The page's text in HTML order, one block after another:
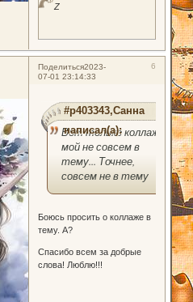
Z
Поделиться 6
2023-
07-01 23:14:33
#p403343,Санна
написал(а):
Вот только коллаж
мой не совсем в
тему... Точнее,
совсем не в тему
Боюсь просить о коллаже в
тему. А?
Спасибо всем за добрые
слова! Люблю!!!